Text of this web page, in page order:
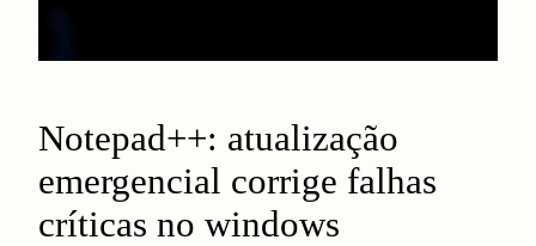
Notepad++: atualização
emergencial corrige falhas
críticas no windows